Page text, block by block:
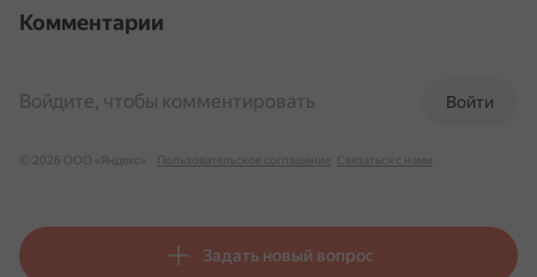
Комментарии
Войти
Войдите, чтобы комментировать
© 2026 ООО «Яндекс» Пользовательское соглашение Связаться с нами
Задать новый вопрос